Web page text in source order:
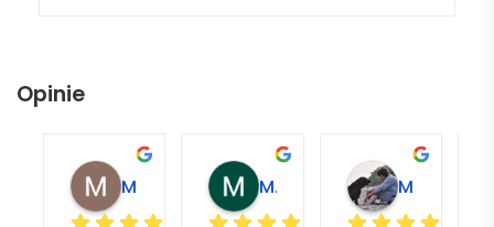
Opinie
Marcin M.